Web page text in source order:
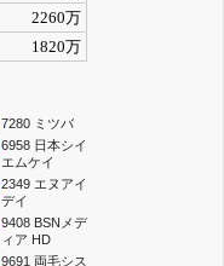
2260万
1820万
7280 ミツバ
6958 日本シイ
エムケイ
2349 エヌアイ
デイ
9408 BSNメデ
ィア HD
9691 両毛シス